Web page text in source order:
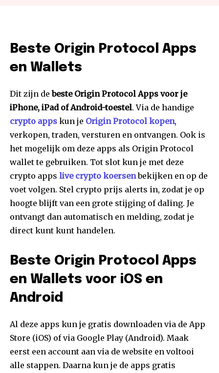
Beste Origin Protocol Apps
en Wallets
Dit zijn debeste Origin Protocol Apps voor je
iPhone, iPad of Android-toestel. Via de handige
crypto apps kun je Origin Protocol kopen,
verkopen, traden, versturen en ontvangen. Ook is
het mogelijk om deze apps als Origin Protocol
wallet te gebruiken. Tot slot kun je met deze
crypto apps live crypto koersenbekijken en op de
voet volgen. Stel crypto prijs alerts in, zodat je op
hoogte blijft van een grote stijging of daling. Je
ontvangt dan automatisch en melding, zodat je
direct kunt kunt handelen.
Beste Origin Protocol Apps
en Wallets voor iOS en
Android
Al deze apps kun je gratis downloaden via de App
Store (iOS) of via Google Play (Android). Maak
eerst een account aan via de website en voltooi
alle stappen. Daarna kun je de apps gratis